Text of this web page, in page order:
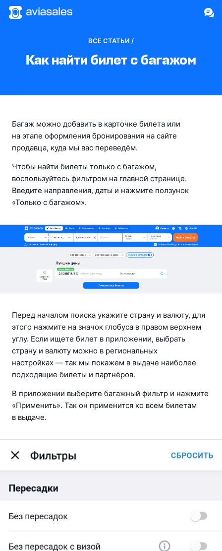
ВСЕ СТАТЬИ /
Как найти билет с багажом
Багаж можно добавить в карточке билета или
на этапе оформления бронирования на сайте
продавца, куда мы вас переведём.
Чтобы найти билеты только с багажом,
воспользуйтесь фильтром на главной странице.
Введите направления, даты и нажмите ползунок
«Только с багажом».
Перед началом поиска укажите страну и валюту, для
этого нажмите на значок глобуса в правом верхнем
углу. Если ищете билет в приложении, выбрать
страну и валюту можно в региональных
настройках — так мы покажем в выдаче наиболее
подходящие билеты и партнёров.
В приложении выберите багажный фильтр и нажмите
«Применить». Так он применится ко всем билетам
в выдаче.